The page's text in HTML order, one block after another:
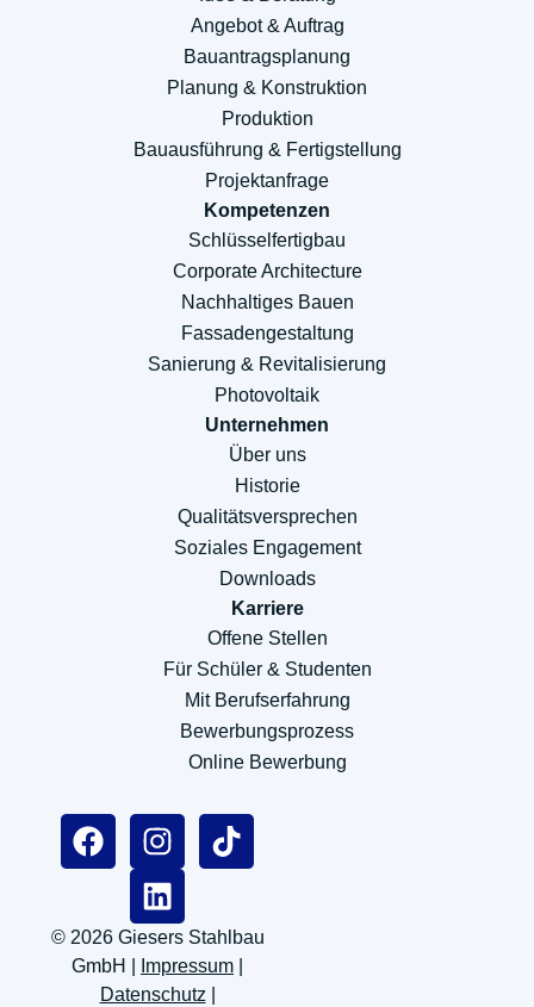
Angebot & Auftrag
Bauantragsplanung
Planung & Konstruktion
Produktion
Bauausführung & Fertigstellung
Projektanfrage
Kompetenzen
Schlüsselfertigbau
Corporate Architecture
Nachhaltiges Bauen
Fassadengestaltung
Sanierung & Revitalisierung
Photovoltaik
Unternehmen
Über uns
Historie
Qualitätsversprechen
Soziales Engagement
Downloads
Karriere
Offene Stellen
Für Schüler & Studenten
Mit Berufserfahrung
Bewerbungsprozess
Online Bewerbung
© 2026 Giesers Stahlbau
GmbH |
Impressum
Datenschutz